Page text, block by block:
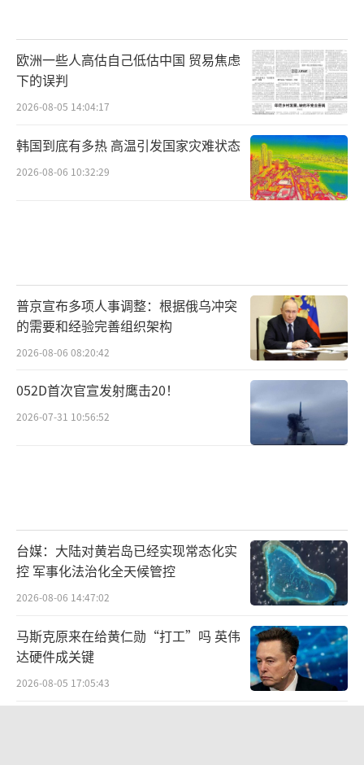
欧洲一些人高估自己低估中国 贸易焦虑
下的误判
2026-08-05 14:04:17
韩国到底有多热 高温引发国家灾难状态
2026-08-06 10:32:29
普京宣布多项人事调整：根据俄乌冲突
的需要和经验完善组织架构
2026-08-06 08:20:42
052D首次官宣发射鹰击20！
2026-07-31 10:56:52
台媒：大陆对黄岩岛已经实现常态化实
控 军事化法治化全天候管控
2026-08-06 14:47:02
马斯克原来在给黄仁勋“打工”吗 英伟
达硬件成关键
2026-08-05 17:05:43